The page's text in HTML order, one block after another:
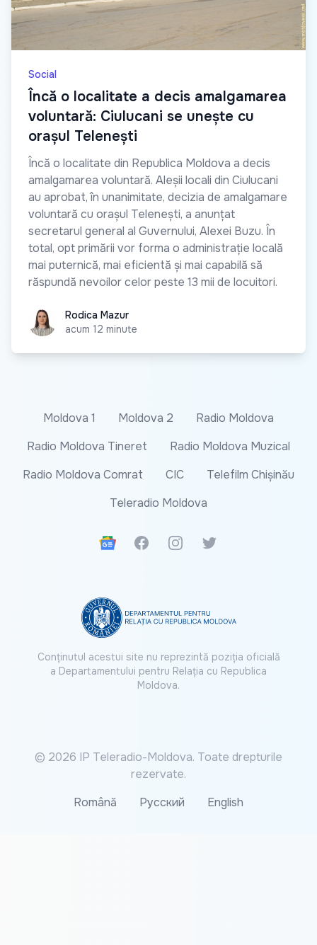
Social
Încă o localitate a decis amalgamarea
voluntară: Ciulucani se unește cu
orașul Telenești
Încă o localitate din Republica Moldova a decis
amalgamarea voluntară. Aleșii locali din Ciulucani
au aprobat, în unanimitate, decizia de amalgamare
voluntară cu orașul Telenești, a anunțat
secretarul general al Guvernului, Alexei Buzu. În
total, opt primării vor forma o administrație locală
mai puternică, mai eficientă și mai capabilă să
răspundă nevoilor celor peste 13 mii de locuitori.
Rodica MazurRodica Mazur
acum 12 minute
Moldova 1 Moldova 2
Radio Moldova
Radio Moldova Tineret
Radio Moldova Muzical
Radio Moldova Comrat
CIC
Telefilm Chișinău
Teleradio Moldova
Google News
FacebookInstagramTwitter
Conținutul acestui site nu reprezintă poziția oficială
a Departamentului pentru Relația cu Republica
Moldova.
© 2026 IP Teleradio-Moldova. Toate drepturile
rezervate.
Română
Русский English